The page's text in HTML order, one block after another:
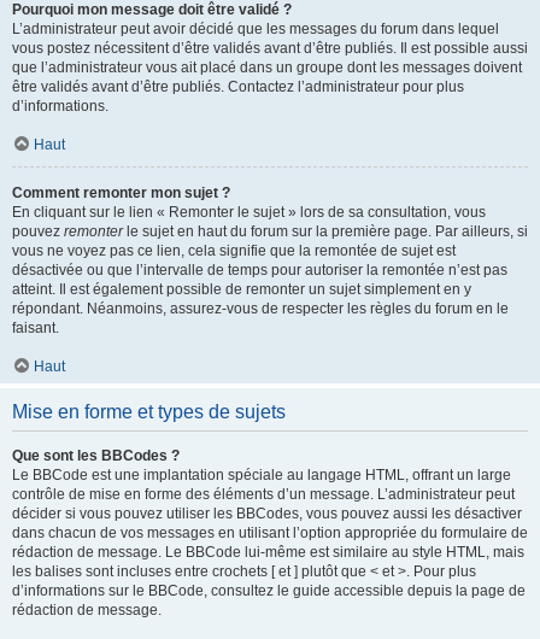
Pourquoi mon message doit être validé ?
L’administrateur peut avoir décidé que les messages du forum dans lequel
vous postez nécessitent d’être validés avant d’être publiés. Il est possible aussi
que l’administrateur vous ait placé dans un groupe dont les messages doivent
être validés avant d’être publiés. Contactez l’administrateur pour plus
d’informations.
Haut
Comment remonter mon sujet ?
En cliquant sur le lien « Remonter le sujet » lors de sa consultation, vous
pouvez remonterle sujet en haut du forum sur la première page. Par ailleurs, si
vous ne voyez pas ce lien, cela signifie que la remontée de sujet est
désactivée ou que l’intervalle de temps pour autoriser la remontée n’est pas
atteint. Il est également possible de remonter un sujet simplement en y
répondant. Néanmoins, assurez-vous de respecter les règles du forum en le
faisant.
Haut
Mise en forme et types de sujets
Que sont les BBCodes ?
Le BBCode est une implantation spéciale au langage HTML, offrant un large
contrôle de mise en forme des éléments d’un message. L’administrateur peut
décider si vous pouvez utiliser les BBCodes, vous pouvez aussi les désactiver
dans chacun de vos messages en utilisant l’option appropriée du formulaire de
rédaction de message. Le BBCode lui-même est similaire au style HTML, mais
les balises sont incluses entre crochets [ et ] plutôt que < et >. Pour plus
d’informations sur le BBCode, consultez le guide accessible depuis la page de
rédaction de message.